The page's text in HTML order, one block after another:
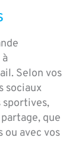
Selon vos
sociaux
que
ou avec vos